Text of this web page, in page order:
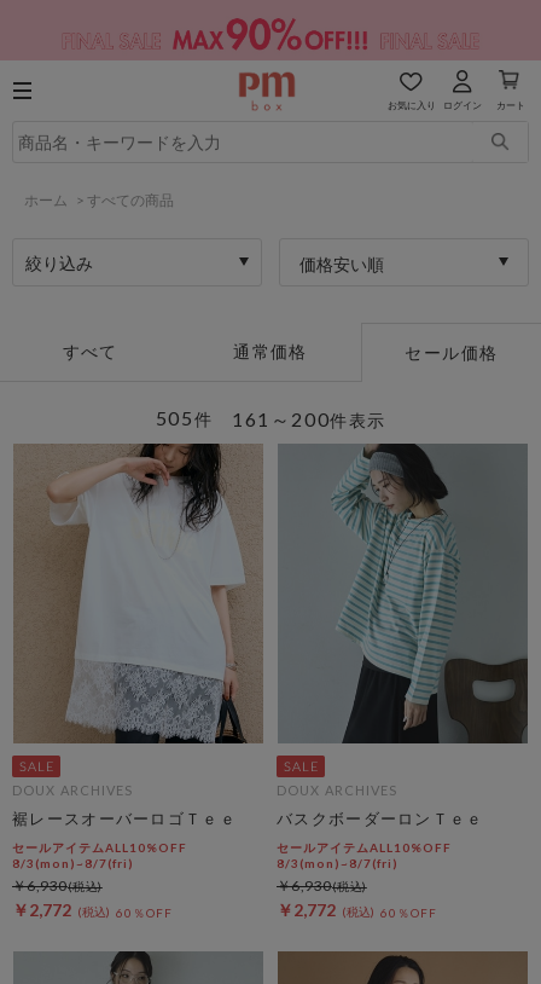
お気に入り ログイン カート
ホーム > すべての商品
絞り込み 価格安い順
すべて 通常価格 セール価格
161～200件表示
505件
DOUX ARCHIVES
裾レースオーバーロゴＴｅｅ
セールアイテムALL10%OFF
8/3(mon)~8/7(fri)
￥2,772 60％OFF
￥6,930
DOUX ARCHIVES
バスクボーダーロンＴｅｅ
セールアイテムALL10%OFF
8/3(mon)~8/7(fri)
￥2,772 60％OFF
￥6,930